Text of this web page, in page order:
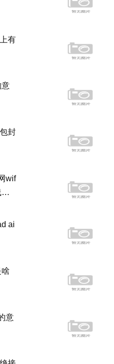
有
意
封
wif
w
ai
意